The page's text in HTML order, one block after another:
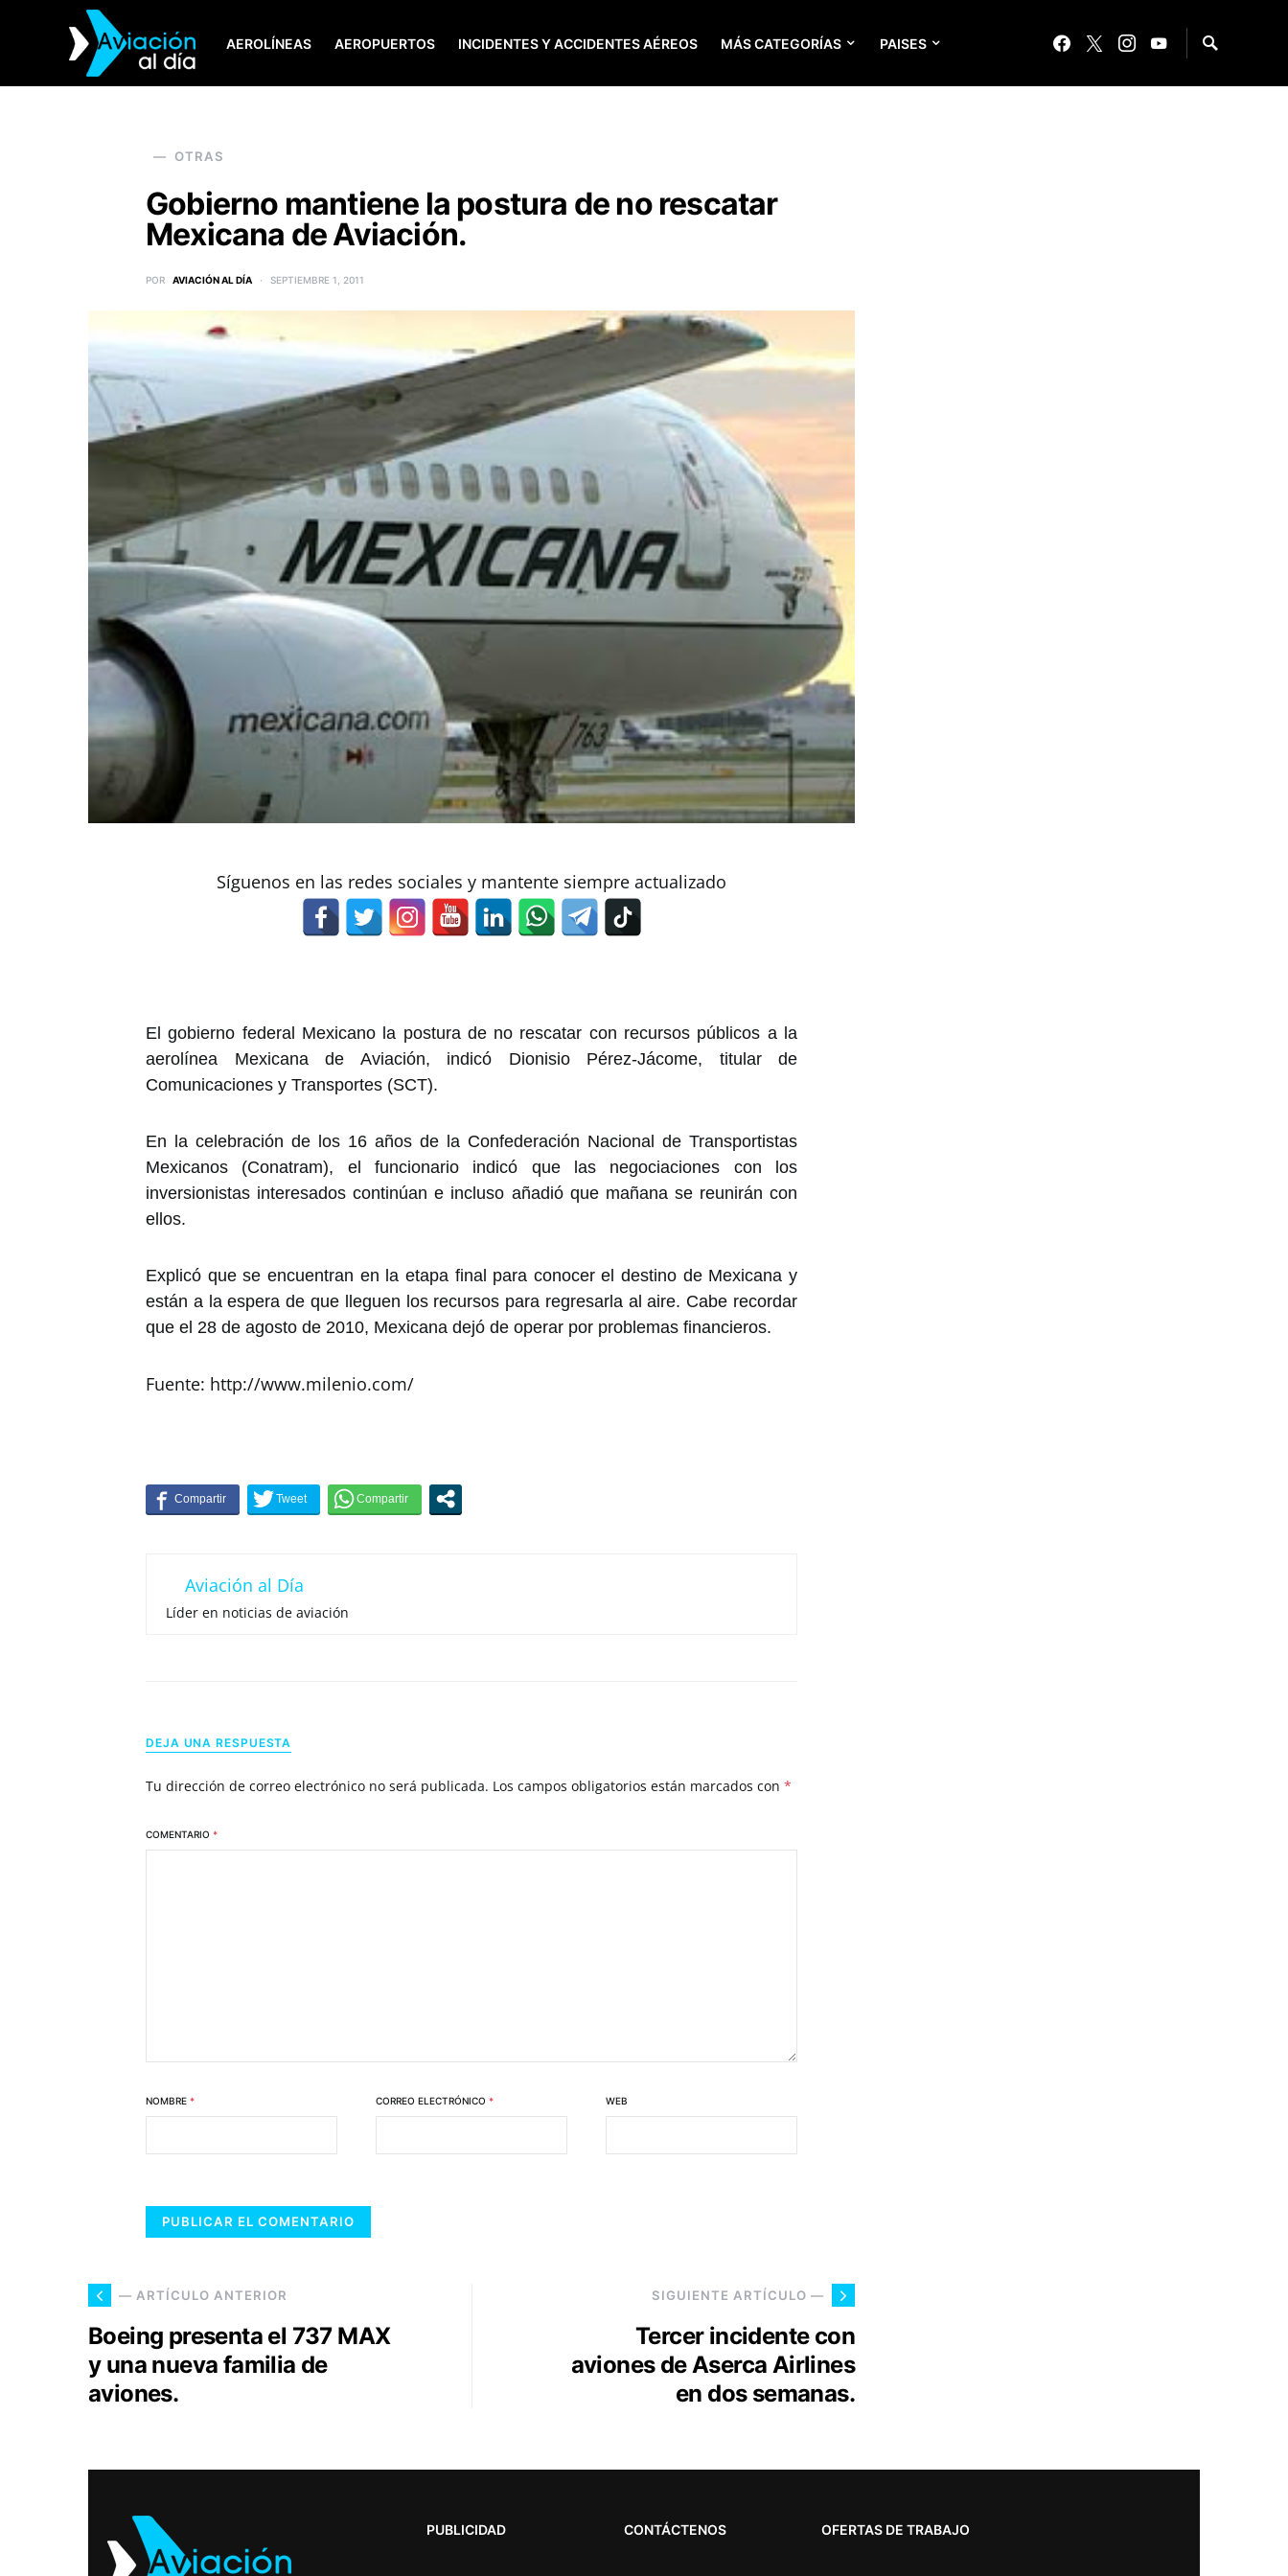
AEROLÍNEAS AEROPUERTOS INCIDENTES Y ACCIDENTES AÉREOS MÁS CATEGORÍAS PAISES
SEARCH FOR:
OTRAS
Gobierno mantiene la postura de no rescatar
Mexicana de Aviación.
POR AVIACIÓN AL DÍA SEPTIEMBRE 1, 2011
Síguenos en las redes sociales y mantente siempre actualizado
El gobierno federal Mexicano la postura de no rescatar con recursos públicos a la
aerolínea Mexicana de Aviación, indicó Dionisio Pérez-Jácome, titular de
Comunicaciones y Transportes (SCT).
En la celebración de los 16 años de la Confederación Nacional de Transportistas
Mexicanos (Conatram), el funcionario indicó que las negociaciones con los
inversionistas interesados continúan e incluso añadió que mañana se reunirán con
ellos.
Explicó que se encuentran en la etapa final para conocer el destino de Mexicana y
están a la espera de que lleguen los recursos para regresarla al aire. Cabe recordar
que el 28 de agosto de 2010, Mexicana dejó de operar por problemas financieros.
Fuente: http://www.milenio.com/
Aviación al Día
Líder en noticias de aviación
DEJA UNA RESPUESTA
Tu dirección de correo electrónico no será publicada. Los campos obligatorios están marcados con *
COMENTARIO *
NOMBRE * CORREO ELECTRÓNICO * WEB
— ARTÍCULO ANTERIOR
Boeing presenta el 737 MAX
y una nueva familia de
aviones.
SIGUIENTE ARTÍCULO —
Tercer incidente con
aviones de Aserca Airlines
en dos semanas.
PUBLICIDAD CONTÁCTENOS OFERTAS DE TRABAJO